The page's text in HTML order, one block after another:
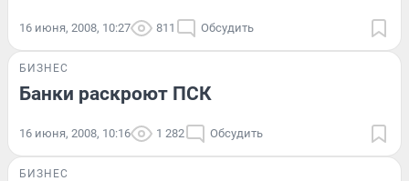
16 июня, 2008, 10:27 811 Обсудить
БИЗНЕС
Банки раскроют ПСК
16 июня, 2008, 10:16 1 282 Обсудить
БИЗНЕС